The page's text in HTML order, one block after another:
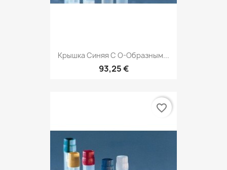
Крышка Синяя С О-Образным...
93,25 €
favorite_border